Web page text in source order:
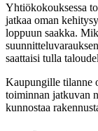
Yhtiökokouksessa
jatkaa oman
loppuun saakka.
saattaisi tulla
Kaupungille tilanne
toiminnan jatkuvan
kunnostaa